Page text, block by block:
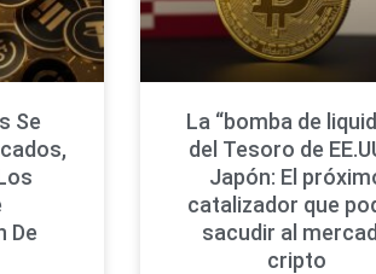
Se
De
La “bomba de
del Tesoro de
Japón: El
catalizador que
sacudir al
cripto